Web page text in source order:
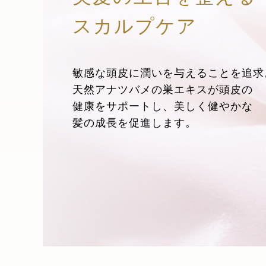
スカルプケア
敏感な頭皮に潤いを与えることを追
天然アナツバメの巣エキスが頭皮の
健康をサポートし、美しく健やかな
髪の成長を促進します。